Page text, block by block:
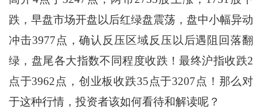
跌，早盘市场开盘以后红绿盘震荡，盘中小幅异动
冲击3977点，确认反压区域反压以后遇阻回落翻
绿，盘尾各大指数不同程度收跌！最终沪指收跌2
点于3962点，创业板收跌35点于3207点！那么对
于这种行情，投资者该如何看待和解读呢？